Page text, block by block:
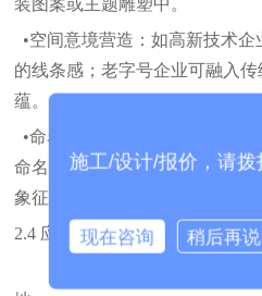
装图案或主题雕塑中。
•空间意境营造：如高新技术企
的线条感；老字号企业可融入
蕴。
•命名与寓意：
对主要景观节
命名，并选择有美好寓意的植
象征虚怀若谷），潜移默化地影
2.4 应用节水技术，构建海绵厂区
将可持续发展理念贯穿始
施工/设计/报价，请
现在咨询 稍后再说